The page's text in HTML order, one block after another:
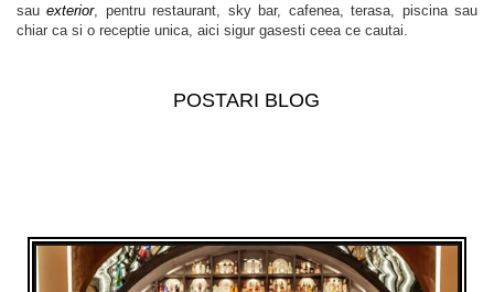
sauexterior, pentru restaurant, sky bar, cafenea, terasa, piscina sau
chiar ca si o receptie unica, aici sigur gasesti ceea ce cautai.
POSTARI BLOG